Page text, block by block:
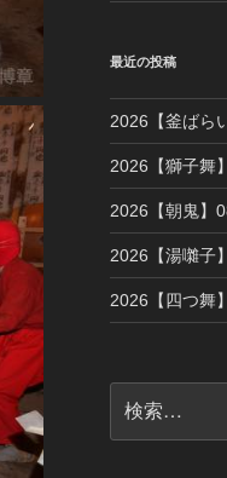
最近の投稿
2026【釜ばら
2026【獅子舞
2026【朝鬼】
2026【湯囃子
2026【四つ舞
索: